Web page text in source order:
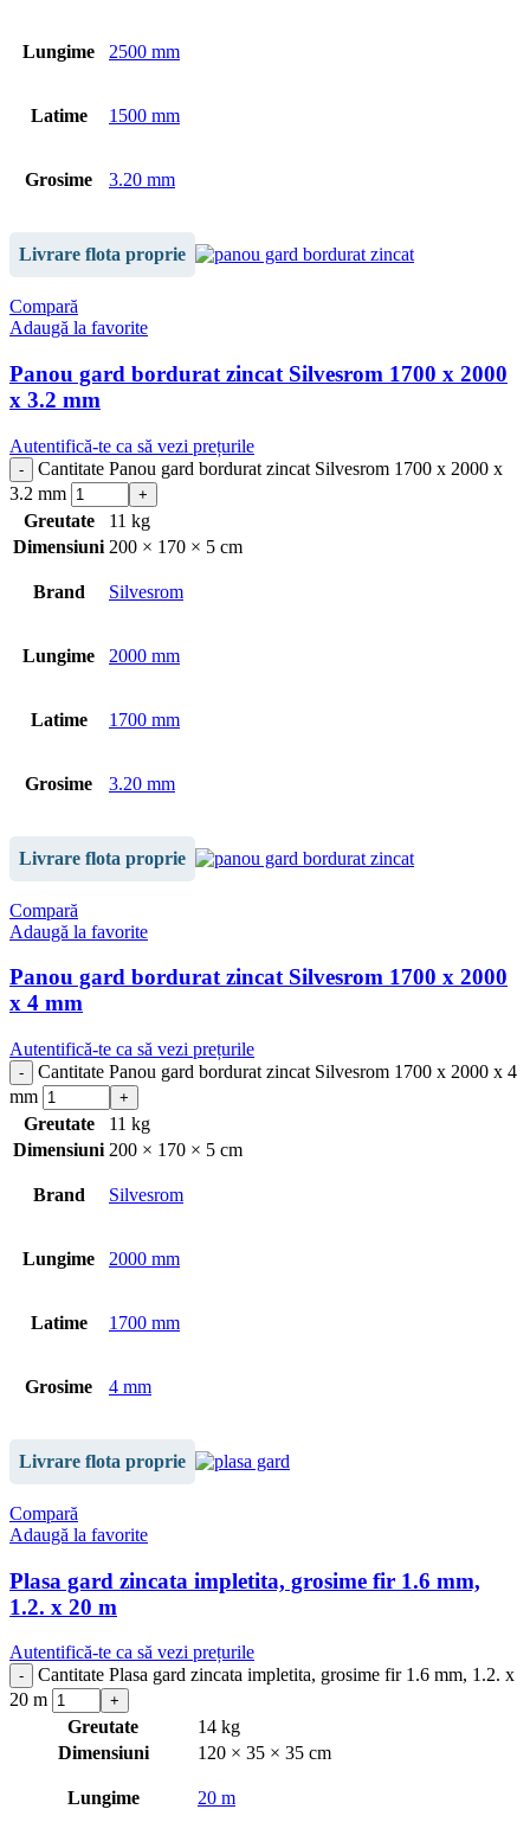
Lungime 2500 mm
Latime 1500 mm
Grosime 3.20 mm
Livrare flota proprie
Compară
Adaugă la favorite
Panou gard bordurat zincat Silvesrom 1700 x 2000
x 3.2 mm
Autentifică-te ca să vezi prețurile
Cantitate Panou gard bordurat zincat Silvesrom 1700 x 2000 x
3.2 mm
Greutate
11 kg
Dimensiuni 200 × 170 × 5 cm
Brand Silvesrom
Lungime 2000 mm
Latime 1700 mm
Grosime 3.20 mm
Livrare flota proprie
Compară
Adaugă la favorite
Panou gard bordurat zincat Silvesrom 1700 x 2000
x 4 mm
Autentifică-te ca să vezi prețurile
Cantitate Panou gard bordurat zincat Silvesrom 1700 x 2000 x 4
mm
Greutate
11 kg
Dimensiuni 200 × 170 × 5 cm
Brand Silvesrom
Lungime 2000 mm
Latime 1700 mm
Grosime 4 mm
Livrare flota proprie
Compară
Adaugă la favorite
Plasa gard zincata impletita, grosime fir 1.6 mm,
1.2. x 20 m
Autentifică-te ca să vezi prețurile
Cantitate Plasa gard zincata impletita, grosime fir 1.6 mm, 1.2. x
20 m
Greutate
14 kg
Dimensiuni
120 × 35 × 35 cm
Lungime 20 m